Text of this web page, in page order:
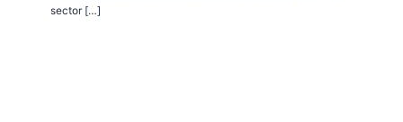
sector […]